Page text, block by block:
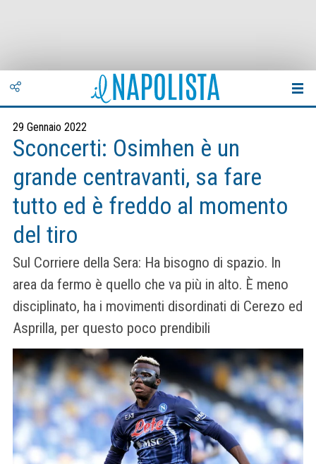
29 Gennaio 2022
Sconcerti: Osimhen è un
grande centravanti, sa fare
tutto ed è freddo al momento
del tiro
Sul Corriere della Sera: Ha bisogno di spazio. In
area da fermo è quello che va più in alto. È meno
disciplinato, ha i movimenti disordinati di Cerezo ed
Asprilla, per questo poco prendibili